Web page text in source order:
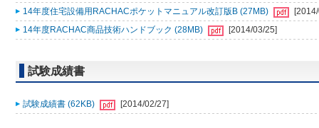
14年度住宅設備用RACHACポケットマニュアル改訂版B (27MB)
14年度RACHAC商品技術ハンドブック (28MB)
[2014/03/25]
試験成績書
試験成績書 (62KB) [2014/02/27]